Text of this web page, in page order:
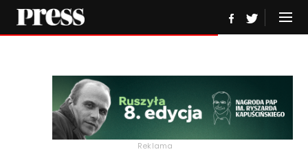
Reklama